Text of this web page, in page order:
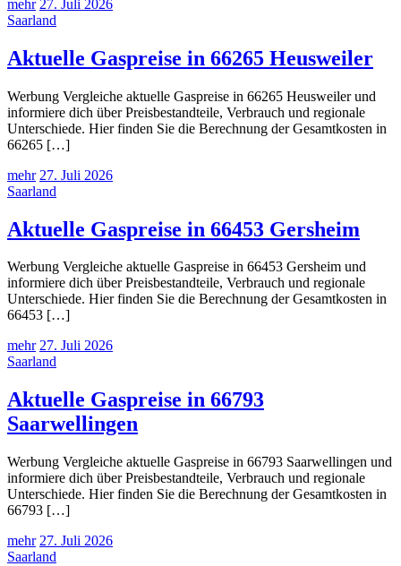
mehr 27. Juli 2026
Saarland
Aktuelle Gaspreise in 66265 Heusweiler
Werbung Vergleiche aktuelle Gaspreise in 66265 Heusweiler und
informiere dich über Preisbestandteile, Verbrauch und regionale
Unterschiede. Hier finden Sie die Berechnung der Gesamtkosten in
66265 […]
mehr 27. Juli 2026
Saarland
Aktuelle Gaspreise in 66453 Gersheim
Werbung Vergleiche aktuelle Gaspreise in 66453 Gersheim und
informiere dich über Preisbestandteile, Verbrauch und regionale
Unterschiede. Hier finden Sie die Berechnung der Gesamtkosten in
66453 […]
mehr 27. Juli 2026
Saarland
Aktuelle Gaspreise in 66793
Saarwellingen
Werbung Vergleiche aktuelle Gaspreise in 66793 Saarwellingen und
informiere dich über Preisbestandteile, Verbrauch und regionale
Unterschiede. Hier finden Sie die Berechnung der Gesamtkosten in
66793 […]
mehr 27. Juli 2026
Saarland